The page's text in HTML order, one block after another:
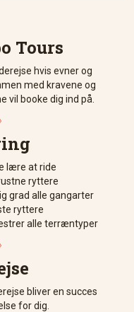
Tours
hvis evner og
med kravene og
vil booke dig ind på.
lære at ride
ryttere
grad alle gangarter
ryttere
alle terræntyper
bliver en succes
for dig.